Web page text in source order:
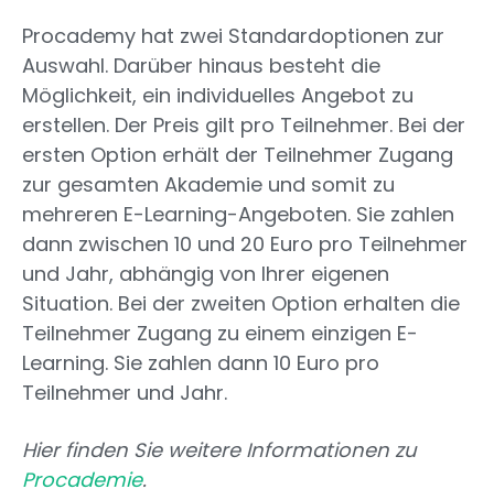
Procademy hat zwei Standardoptionen zur
Auswahl. Darüber hinaus besteht die
Möglichkeit, ein individuelles Angebot zu
erstellen. Der Preis gilt pro Teilnehmer. Bei der
ersten Option erhält der Teilnehmer Zugang
zur gesamten Akademie und somit zu
mehreren E-Learning-Angeboten. Sie zahlen
dann zwischen 10 und 20 Euro pro Teilnehmer
und Jahr, abhängig von Ihrer eigenen
Situation. Bei der zweiten Option erhalten die
Teilnehmer Zugang zu einem einzigen E-
Learning. Sie zahlen dann 10 Euro pro
Teilnehmer und Jahr.
Hier finden Sie weitere Informationen zu
Procademie.